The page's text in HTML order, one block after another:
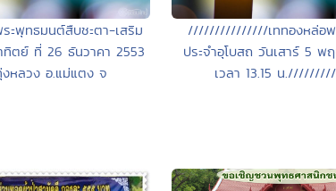
พุทธมนต์สืบชะตา-เสริม
ทิตย์ ที่ 26 ธันวาคา 2553
หลวง อ.แม่แตง จ
///////////////เททองหล่อพร
ประจำอุโบสถ วันเสาร์ 5 พ
เวลา 13.15 น